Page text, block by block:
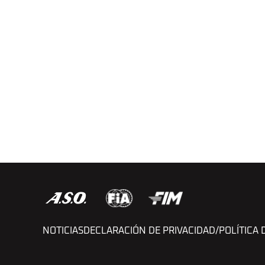
NOTICIAS DECLARACIÓN DE PRIVACIDAD/POLÍTICA